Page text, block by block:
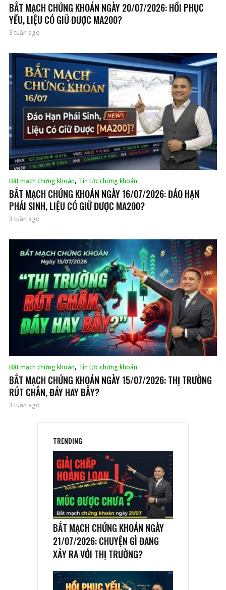
BẮT MẠCH CHỨNG KHOÁN NGÀY 20/07/2026: HỒI PHỤC
YẾU, LIỆU CÓ GIỮ ĐƯỢC MA200?
3 tuần ago
Bắt mạch chứng khoán, Tin tức chứng khoán
BẮT MẠCH CHỨNG KHOÁN NGÀY 16/07/2026: ĐÁO HẠN
PHÁI SINH, LIỆU CÓ GIỮ ĐƯỢC MA200?
3 tuần ago
Bắt mạch chứng khoán, Tin tức chứng khoán
BẮT MẠCH CHỨNG KHOÁN NGÀY 15/07/2026: THỊ TRƯỜNG
RÚT CHÂN, ĐÁY HAY BẪY?
3 tuần ago
TRENDING
BẮT MẠCH CHỨNG KHOÁN NGÀY
21/07/2026: CHUYỆN GÌ ĐANG
XẢY RA VỚI THỊ TRƯỜNG?